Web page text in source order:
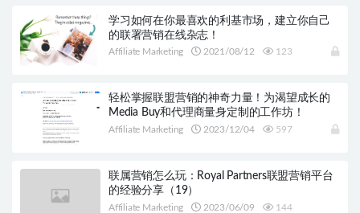
学习如何在你最喜欢的利基市场，建立你自己
的联署营销在线杂志！
Affiliate Marketing 2021/08/12 123
轻松掌握联盟营销的神奇力量！为渴望成长的
Media Buy和代理商量身定制的工作坊！
Affiliate Marketing 2023/12/04 597
联属营销怎么玩：Royal Partners联盟营销平台
的经验分享（19）
Affiliate Marketing 2023/06/09 144